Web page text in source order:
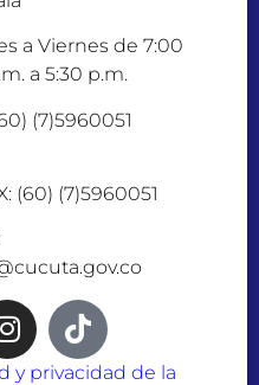
a Viernes de 7:00
a 5:30 p.m.
(7)5960051
(60) (7)5960051
y privacidad de la